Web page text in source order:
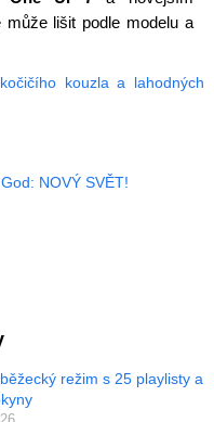
lišit podle modelu a
kouzla a lahodných
NOVÝ SVĚT!
režim s 25 playlisty a